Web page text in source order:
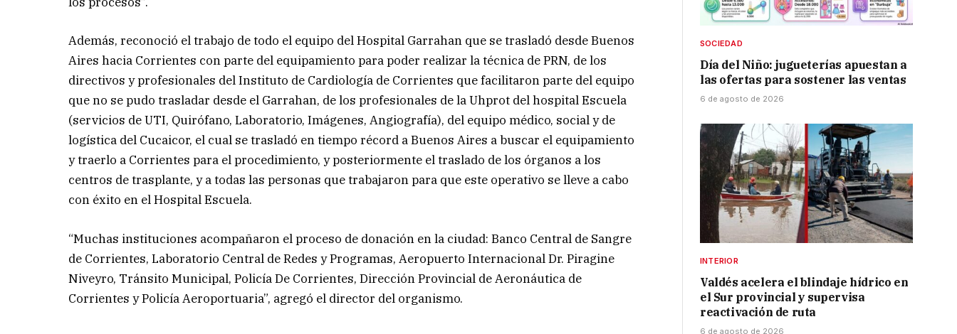
Además, reconoció el trabajo de todo el equipo del Hospital Garrahan que se trasladó desde Buenos
Aires hacia Corrientes con parte del equipamiento para poder realizar la técnica de PRN, de los
directivos y profesionales del Instituto de Cardiología de Corrientes que facilitaron parte del equipo
que no se pudo trasladar desde el Garrahan, de los profesionales de la Uhprot del hospital Escuela
(servicios de UTI, Quirófano, Laboratorio, Imágenes, Angiografía), del equipo médico, social y de
logística del Cucaicor, el cual se trasladó en tiempo récord a Buenos Aires a buscar el equipamiento
y traerlo a Corrientes para el procedimiento, y posteriormente el traslado de los órganos a los
centros de trasplante, y a todas las personas que trabajaron para que este operativo se lleve a cabo
con éxito en el Hospital Escuela.
“Muchas instituciones acompañaron el proceso de donación en la ciudad: Banco Central de Sangre
de Corrientes, Laboratorio Central de Redes y Programas, Aeropuerto Internacional Dr. Piragine
Niveyro, Tránsito Municipal, Policía De Corrientes, Dirección Provincial de Aeronáutica de
Corrientes y Policía Aeroportuaria”, agregó el director del organismo.
SOCIEDAD
Día del Niño: jugueterías apuestan a
las ofertas para sostener las ventas
6 de agosto de 2026
INTERIOR
Valdés acelera el blindaje hídrico en
el Sur provincial y supervisa
reactivación de ruta
6 de agosto de 2026